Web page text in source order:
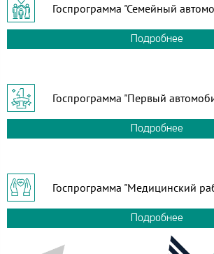
Госпрограмма "Семейный
Подробнее
Госпрограмма "Первый
Подробнее
Госпрограмма "Медицинский
Подробнее